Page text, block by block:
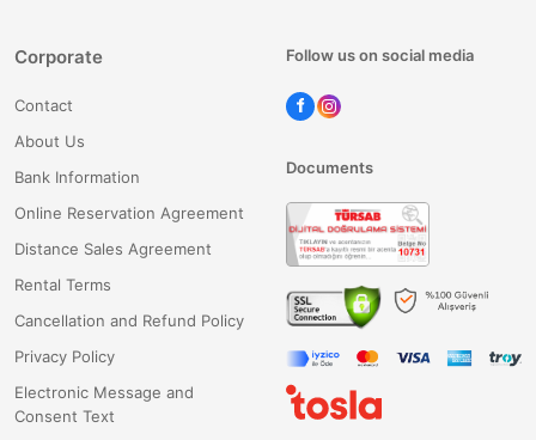
Corporate
Contact
About Us
Bank Information
Online Reservation Agreement
Distance Sales Agreement
Rental Terms
Cancellation and Refund Policy
Privacy Policy
Electronic Message and
Consent Text
Follow us on social media
Documents